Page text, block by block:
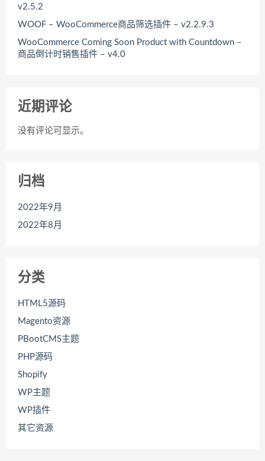
v2.5.2
WOOF – WooCommerce商品筛选插件 – v2.2.9.3
WooCommerce Coming Soon Product with Countdown –
商品倒计时销售插件 – v4.0
近期评论
没有评论可显示。
归档
2022年9月
2022年8月
分类
HTML5源码
Magento资源
PBootCMS主题
PHP源码
Shopify
WP主题
WP插件
其它资源